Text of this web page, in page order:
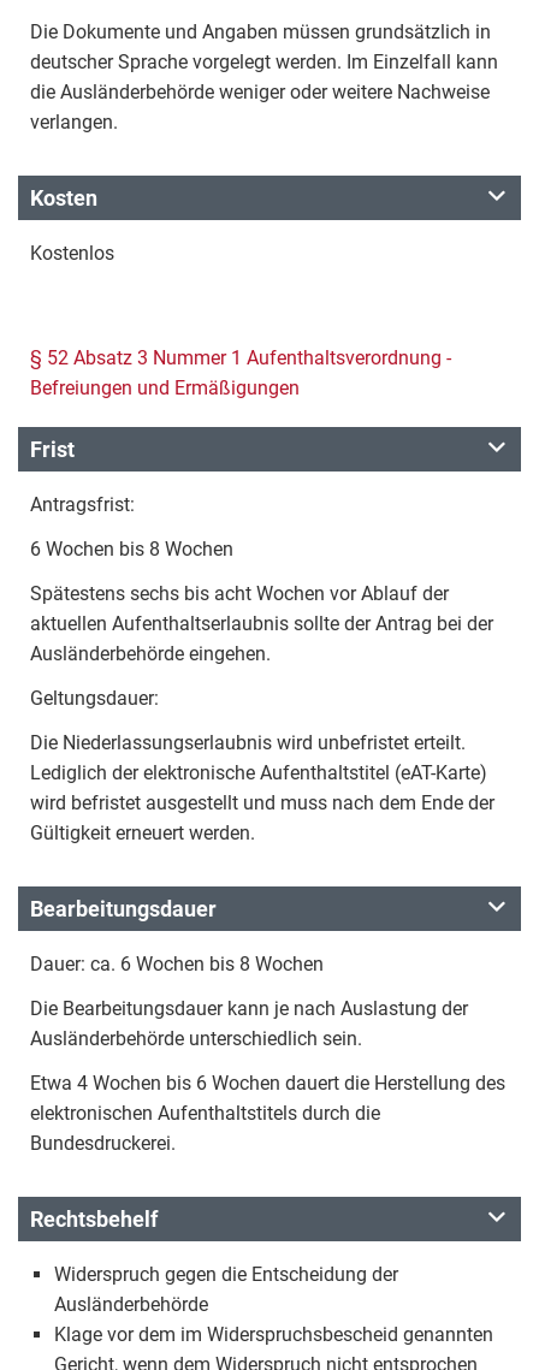
Die Dokumente und Angaben müssen grundsätzlich in
deutscher Sprache vorgelegt werden. Im Einzelfall kann
die Ausländerbehörde weniger oder weitere Nachweise
verlangen.
Kosten
Kostenlos
§ 52 Absatz 3 Nummer 1 Aufenthaltsverordnung -
Befreiungen und Ermäßigungen
Frist
Antragsfrist:
6 Wochen bis 8 Wochen
Spätestens sechs bis acht Wochen vor Ablauf der
aktuellen Aufenthaltserlaubnis sollte der Antrag bei der
Ausländerbehörde eingehen.
Geltungsdauer:
Die Niederlassungserlaubnis wird unbefristet erteilt.
Lediglich der elektronische Aufenthaltstitel (eAT-Karte)
wird befristet ausgestellt und muss nach dem Ende der
Gültigkeit erneuert werden.
Bearbeitungsdauer
Dauer: ca. 6 Wochen bis 8 Wochen
Die Bearbeitungsdauer kann je nach Auslastung der
Ausländerbehörde unterschiedlich sein.
Etwa 4 Wochen bis 6 Wochen dauert die Herstellung des
elektronischen Aufenthaltstitels durch die
Bundesdruckerei.
Rechtsbehelf
Widerspruch gegen die Entscheidung der
Ausländerbehörde
Klage vor dem im Widerspruchsbescheid genannten
Gericht, wenn dem Widerspruch nicht entsprochen